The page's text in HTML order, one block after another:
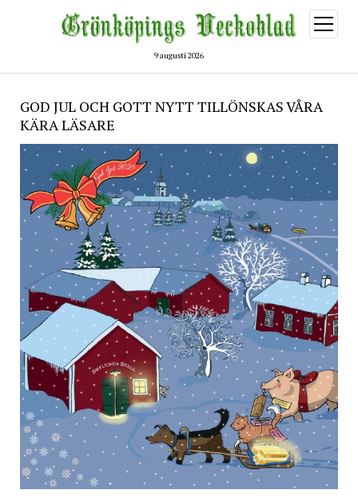
9 augusti 2026
öppna
meny
GOD JUL OCH GOTT NYTT TILLÖNSKAS VÅRA
KÄRA LÄSARE